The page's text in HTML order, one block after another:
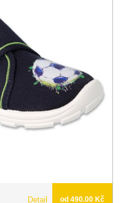
Detail od 490.00 Kč